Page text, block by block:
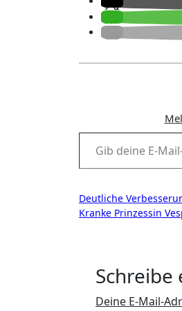
Gib deine E-Mail-Adresse ein ...
Deutliche
Kranke Prinzessin
Deine E-Mail-